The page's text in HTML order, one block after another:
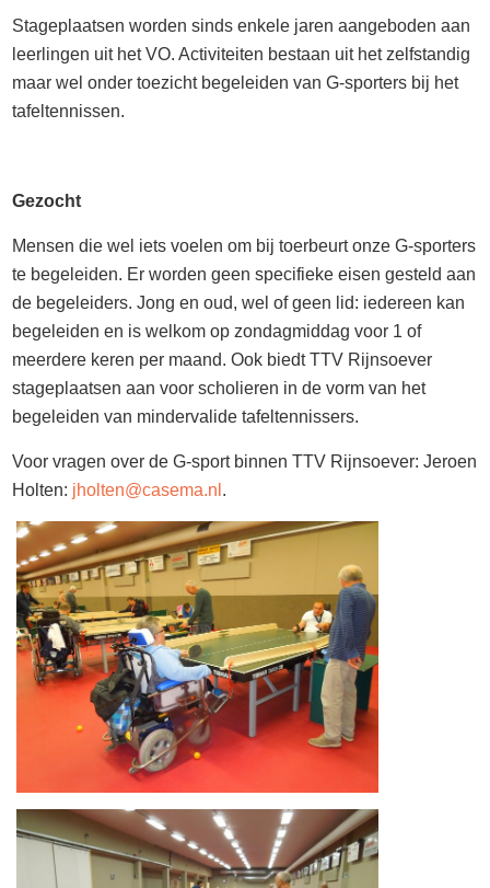
Stageplaatsen worden sinds enkele jaren aangeboden aan
leerlingen uit het VO. Activiteiten bestaan uit het zelfstandig
maar wel onder toezicht begeleiden van G-sporters bij het
tafeltennissen.
Gezocht
Mensen die wel iets voelen om bij toerbeurt onze G-sporters
te begeleiden. Er worden geen specifieke eisen gesteld aan
de begeleiders. Jong en oud, wel of geen lid: iedereen kan
begeleiden en is welkom op zondagmiddag voor 1 of
meerdere keren per maand. Ook biedt TTV Rijnsoever
stageplaatsen aan voor scholieren in de vorm van het
begeleiden van mindervalide tafeltennissers.
Voor vragen over de G-sport binnen TTV Rijnsoever: Jeroen
Holten: jholten@casema.nl .